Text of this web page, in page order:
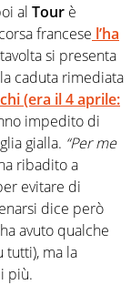
al Tour è
francese l’ha
si presenta
caduta rimediata
(era il 4 aprile:
impedito di
gialla. “Per me
ribadito a
evitare di
dice però
ha avuto qualche
tutti), ma la
più.